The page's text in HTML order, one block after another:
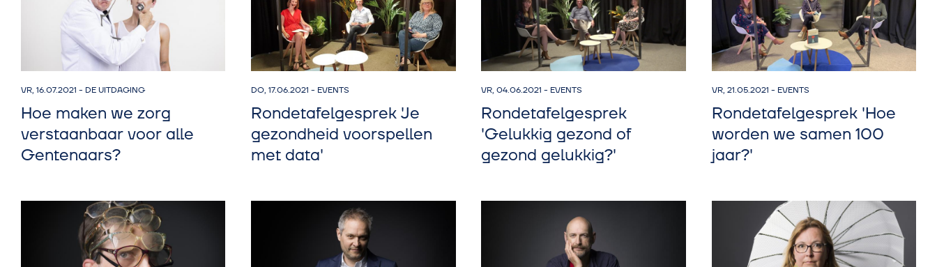
VR, 16.07.2021 - DE UITDAGING
Hoe maken we zorg
verstaanbaar voor alle
Gentenaars?
DO, 17.06.2021 - EVENTS
Rondetafelgesprek 'Je
gezondheid voorspellen
met data'
VR, 04.06.2021 - EVENTS
Rondetafelgesprek
'Gelukkig gezond of
gezond gelukkig?'
VR, 21.05.2021 - EVENTS
Rondetafelgesprek 'Hoe
worden we samen 100
jaar?'